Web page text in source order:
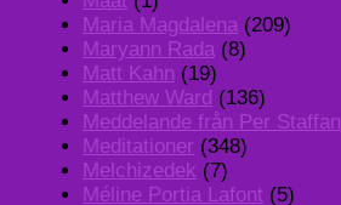
Maria Magdalena (209)
Maryann Rada (8)
Matt Kahn (19)
Matthew Ward (136)
Meddelande från Per Staffan
Meditationer (348)
Melchizedek (7)
Méline Portia Lafont (5)